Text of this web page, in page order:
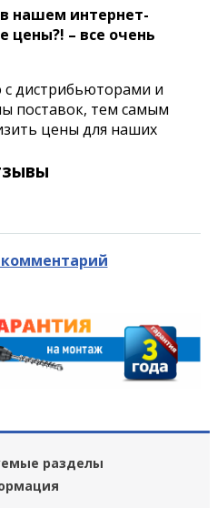
нашем интернет-
цены?! – все очень
дистрибьюторами и
поставок, тем самым
цены для наших
разделы